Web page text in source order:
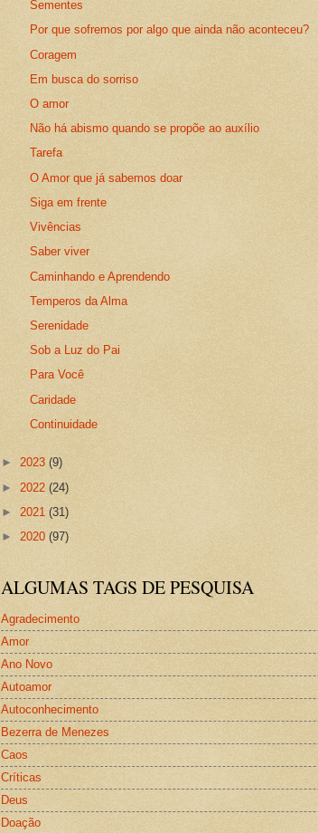
Sementes
Por que sofremos por algo que ainda não aconteceu?
Coragem
Em busca do sorriso
O amor
Não há abismo quando se propõe ao auxílio
Tarefa
O Amor que já sabemos doar
Siga em frente
Vivências
Saber viver
Caminhando e Aprendendo
Temperos da Alma
Serenidade
Sob a Luz do Pai
Para Você
Caridade
Continuidade
► 2023 (9)
► 2022 (24)
► 2021 (31)
► 2020 (97)
ALGUMAS TAGS DE PESQUISA
Agradecimento
Amor
Ano Novo
Autoamor
Autoconhecimento
Bezerra de Menezes
Caos
Críticas
Deus
Doação